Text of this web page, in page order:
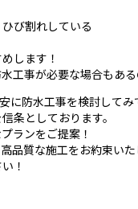
び割れしている
します！
工事が必要な場合もある
防水工事を検討してみ
条としております。
ランをご提案！
品質な施工をお約束いた
！